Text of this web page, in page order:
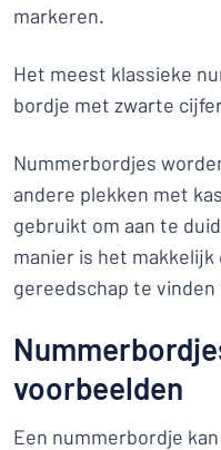
markeren.
Het meest klassieke
bordje met zwarte
Nummerbordjes
andere plekken met
gebruikt om aan te
manier is het
gereedschap te vinden
voorbeelden
Een nummerbordje